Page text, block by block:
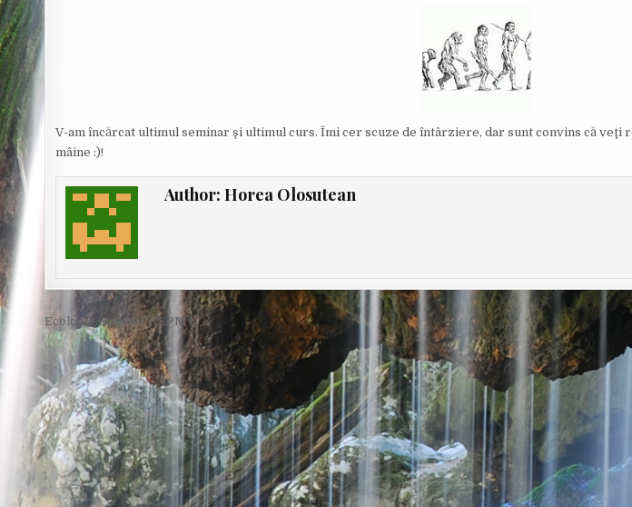
I
S
H
E
D
D
A
V-am încărcat ultimul seminar şi ultimul curs. Îmi cer scuze de întârziere, dar sunt convins că veţi
mâine :)!
Author: Horea Olosutean
Post
navigation
Ecologie Generală (EPM I) →